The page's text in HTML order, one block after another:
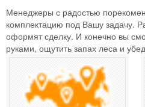
Менеджеры с радостью
комплектацию под Вашу задачу.
оформят сделку. И конечно вы
руками, ощутить запах леса и